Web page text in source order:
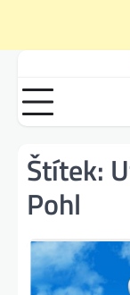
content
Štítek:
Pohl